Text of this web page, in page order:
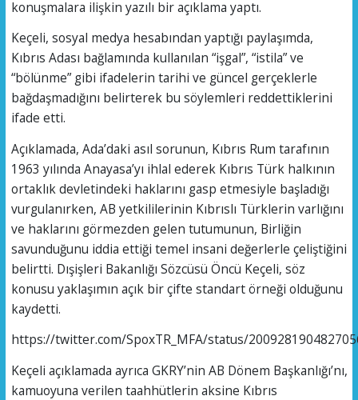
konuşmalara ilişkin yazılı bir açıklama yaptı.
Keçeli, sosyal medya hesabından yaptığı paylaşımda,
Kıbrıs Adası bağlamında kullanılan “işgal”, “istila” ve
“bölünme” gibi ifadelerin tarihi ve güncel gerçeklerle
bağdaşmadığını belirterek bu söylemleri reddettiklerini
ifade etti.
Açıklamada, Ada’daki asıl sorunun, Kıbrıs Rum tarafının
1963 yılında Anayasa’yı ihlal ederek Kıbrıs Türk halkının
ortaklık devletindeki haklarını gasp etmesiyle başladığı
vurgulanırken, AB yetkililerinin Kıbrıslı Türklerin varlığını
ve haklarını görmezden gelen tutumunun, Birliğin
savunduğunu iddia ettiği temel insani değerlerle çeliştiğini
belirtti. Dışişleri Bakanlığı Sözcüsü Öncü Keçeli, söz
konusu yaklaşımın açık bir çifte standart örneği olduğunu
kaydetti.
https://twitter.com/SpoxTR_MFA/status/
Keçeli açıklamada ayrıca GKRY’nin AB Dönem Başkanlığı’nı,
kamuoyuna verilen taahhütlerin aksine Kıbrıs